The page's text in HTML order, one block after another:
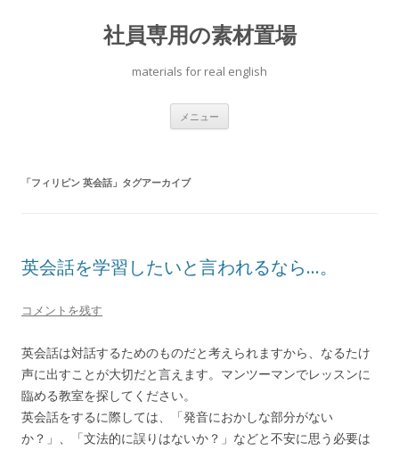
社員専用の素材置場
materials for real english
メニュー
「フィリピン 英会話 」タグアーカイブ
英会話を学習したいと言われるなら…。
コメントを残す
英会話は対話するためのものだと考えられますから、なるたけ
声に出すことが大切だと言えます。マンツーマンでレッスンに
臨める教室を探してください。
英会話をするに際しては、「発音におかしな部分がない
か？」、「文法的に誤りはないか？」などと不安に思う必要は